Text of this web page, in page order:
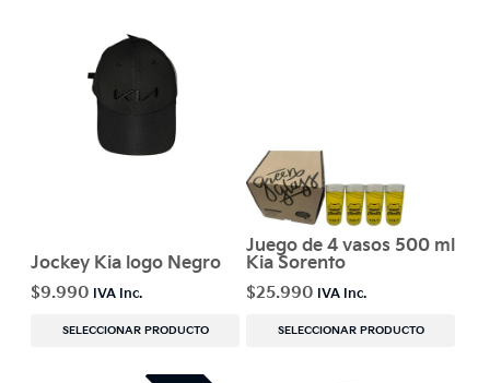
Jockey Kia logo Negro
$9.990
SELECCIONAR PRODUCTO
Juego de 4 vasos 500 ml
Kia Sorento
$25.990
SELECCIONAR PRODUCTO